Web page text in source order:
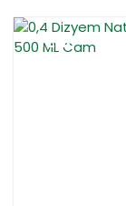
YENİ